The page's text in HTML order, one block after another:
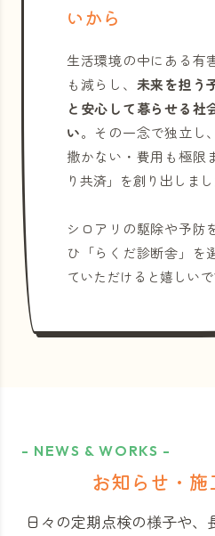
いから
生活環境の中にある有
も減らし、 未来を担う
と安心して暮らせる社
い。その一念で独立し
撒かない・費用も極限
り共済」を創り出しまし
シロアリの駆除や予防
ひ「らくだ診断舎」を
ていただけると嬉しいで
- NEWS & WORKS -
お知らせ・
日々の定期点検の様子や、